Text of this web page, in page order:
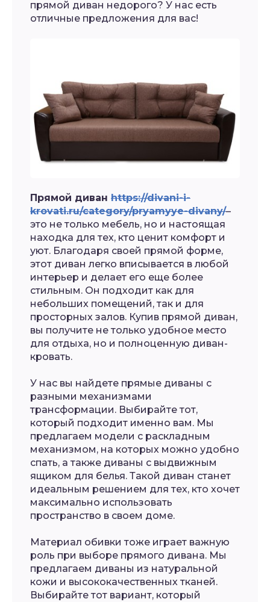
прямой диван недорого? У нас есть
отличные предложения для вас!
Прямой диван https://divani-i-
krovati.ru/category/pryamyye-divany/–
это не только мебель, но и настоящая
находка для тех, кто ценит комфорт и
уют. Благодаря своей прямой форме,
этот диван легко вписывается в любой
интерьер и делает его еще более
стильным. Он подходит как для
небольших помещений, так и для
просторных залов. Купив прямой диван,
вы получите не только удобное место
для отдыха, но и полноценную диван-
кровать.
У нас вы найдете прямые диваны с
разными механизмами
трансформации. Выбирайте тот,
который подходит именно вам. Мы
предлагаем модели с раскладным
механизмом, на которых можно удобно
спать, а также диваны с выдвижным
ящиком для белья. Такой диван станет
идеальным решением для тех, кто хочет
максимально использовать
пространство в своем доме.
Материал обивки тоже играет важную
роль при выборе прямого дивана. Мы
предлагаем диваны из натуральной
кожи и высококачественных тканей.
Выбирайте тот вариант, который